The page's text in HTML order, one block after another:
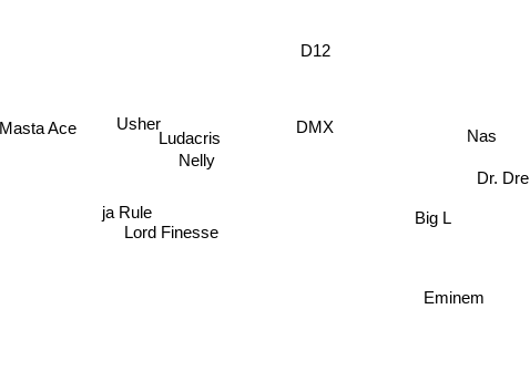
Dr. Dre
Nas
Eminem
DMX
D12
Ludacris
Nelly
ja Rule Big L
Usher
Lord Finesse
Masta Ace